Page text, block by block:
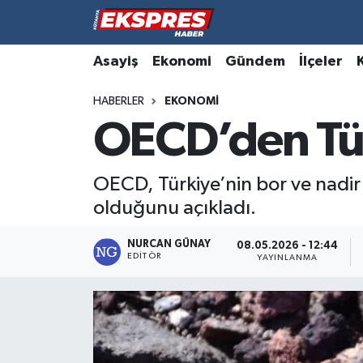
Asayiş Ekonomi Gündem İlçeler
HABERLER EKONOMI
OECD’den
OECD, Türkiye’nin bor ve
olduğunu açıkladı.
NURCAN GÜNAY
EDITÖR
08.05.2026 - 12:44
YAYINLANMA
Altıntaş
Aslanapa
Biyografiler
Çavdarhisar
Domaniç
Dumlupınar
Hava Durumu
Trafik Durumu
Süper Lig Puan Durumu ve Fikstür
Tüm Manşetler
Haber Arşivi